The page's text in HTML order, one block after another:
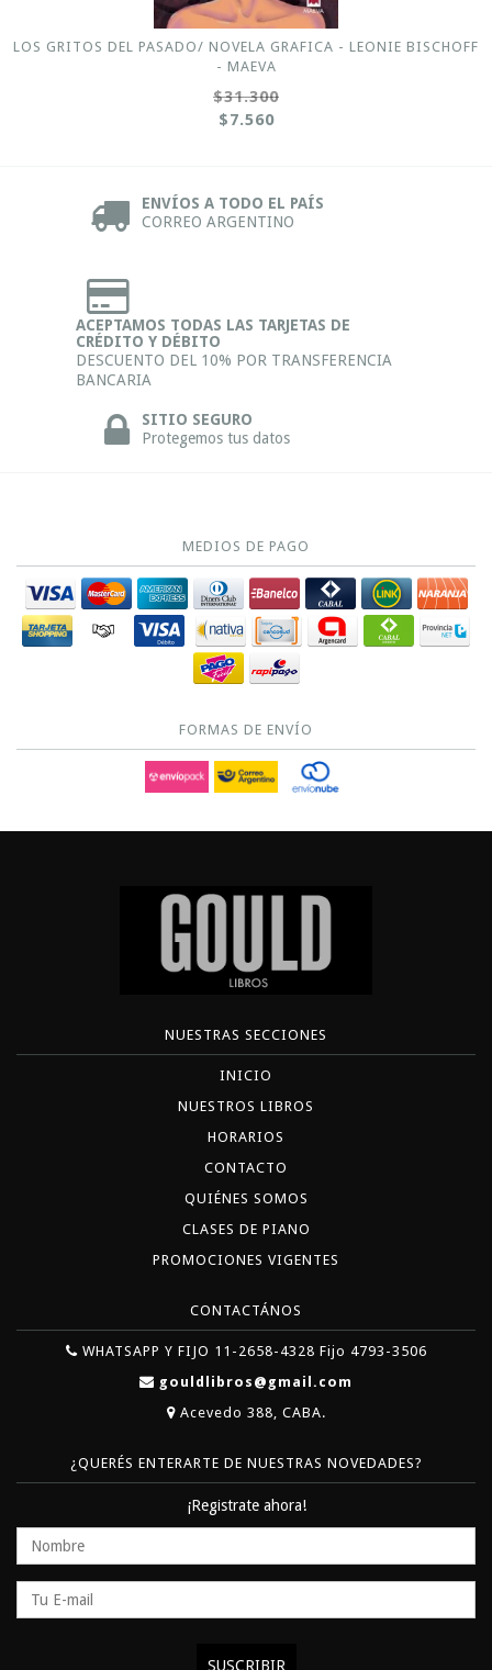
LOS GRITOS DEL PASADO/ NOVELA GRAFICA - LEONIE BISCHOFF
- MAEVA
$31.300
$7.560
ENVÍOS A TODO EL PAÍS
CORREO ARGENTINO
ACEPTAMOS TODAS LAS TARJETAS DE
CRÉDITO Y DÉBITO
DESCUENTO DEL 10% POR TRANSFERENCIA
BANCARIA
SITIO SEGURO
Protegemos tus datos
MEDIOS DE PAGO
FORMAS DE ENVÍO
NUESTRAS SECCIONES
INICIO
NUESTROS LIBROS
HORARIOS
CONTACTO
QUIÉNES SOMOS
CLASES DE PIANO
PROMOCIONES VIGENTES
CONTACTÁNOS
WHATSAPP Y FIJO 11-2658-4328 Fijo 4793-3506
gouldlibros@gmail.com
Acevedo 388, CABA.
¿QUERÉS ENTERARTE DE NUESTRAS NOVEDADES?
¡Registrate ahora!